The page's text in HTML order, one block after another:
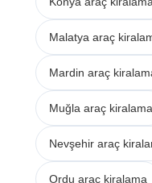
Malatya araç
Mardin araç
Muğla araç kiralama
Nevşehir araç
Ordu araç kiralama